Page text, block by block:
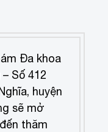
Đa khoa
Số 412
huyện
sẽ mở
thăm